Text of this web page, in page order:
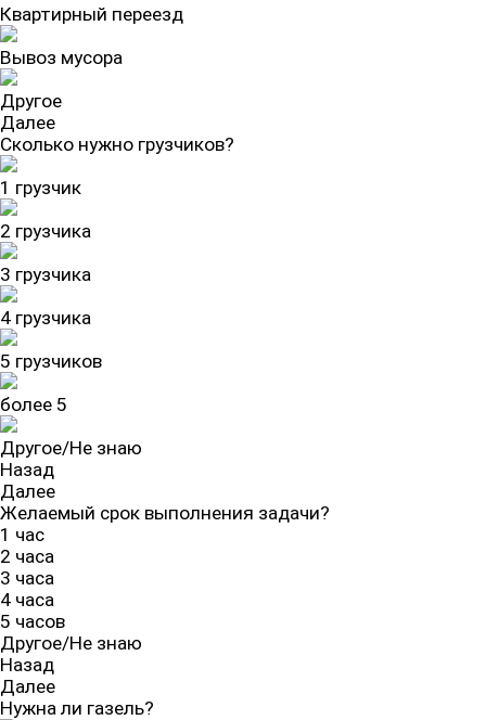
Квартирный переезд
Вывоз мусора
Другое
Далее
Сколько нужно грузчиков?
1 грузчик
2 грузчика
3 грузчика
4 грузчика
5 грузчиков
более 5
Другое/Не знаю
Назад
Далее
Желаемый срок выполнения задачи?
1 час
2 часа
3 часа
4 часа
5 часов
Другое/Не знаю
Назад
Далее
Нужна ли газель?